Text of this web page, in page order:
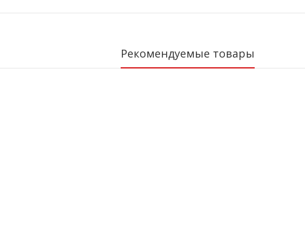
Рекомендуемые товары